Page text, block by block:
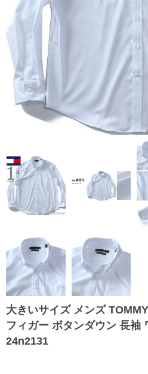
大きいサイズ メンズ
フィガー ボタンダウン 長袖
24n2131